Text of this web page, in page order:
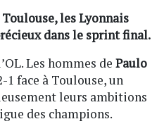
les Lyonnais
dans le sprint final.
Les hommes de Paulo
face à Toulouse, un
leurs ambitions
des champions.